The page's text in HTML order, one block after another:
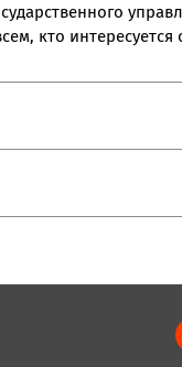
кто интересуется